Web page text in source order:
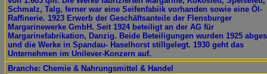
Schmalz, Talg, ferner war eine Seifenfabiik vorhanden sowie eine Öl-
Raffinerie. 1923 Erwerb der Geschäftsanteile der Flensburger
Margarinewerke GmbH. Seit 1924 beteiligt an der AG für
Margarinefabrikation, Danzig. Beide Beteiligungen wurden 1925
und die Werke in Spandau- Haselhorst stillgelegt. 1930 geht das
Unternehmen im Unilever-Konzern auf.
Branche: Chemie & Nahrungsmittel & Handel